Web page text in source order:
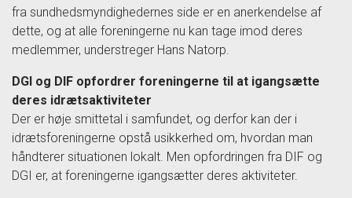
fra sundhedsmyndighedernes side er en anerkendelse af
dette, og at alle foreningerne nu kan tage imod deres
medlemmer, understreger Hans Natorp.
DGI og DIF opfordrer foreningerne til at igangsætte
deres idrætsaktiviteter
Der er høje smittetal i samfundet, og derfor kan der i
idrætsforeningerne opstå usikkerhed om, hvordan man
håndterer situationen lokalt. Men opfordringen fra DIF og
DGI er, at foreningerne igangsætter deres aktiviteter.